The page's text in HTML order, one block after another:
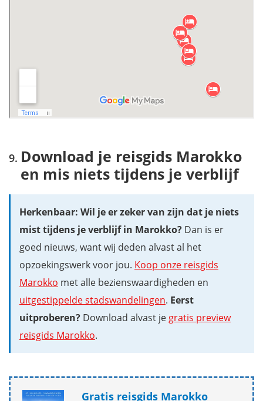
Download je reisgids Marokko
en mis niets tijdens je verblijf
Herkenbaar: Wil je er zeker van zijn dat je niets
mist tijdens je verblijf in Marokko? Dan is er
goed nieuws, want wij deden alvast al het
opzoekingswerk voor jou. Koop onze reisgids
Marokko met alle bezienswaardigheden en
uitgestippelde stadswandelingen. Eerst
uitproberen? Download alvast je gratis preview
reisgids Marokko.
Gratis reisgids Marokko